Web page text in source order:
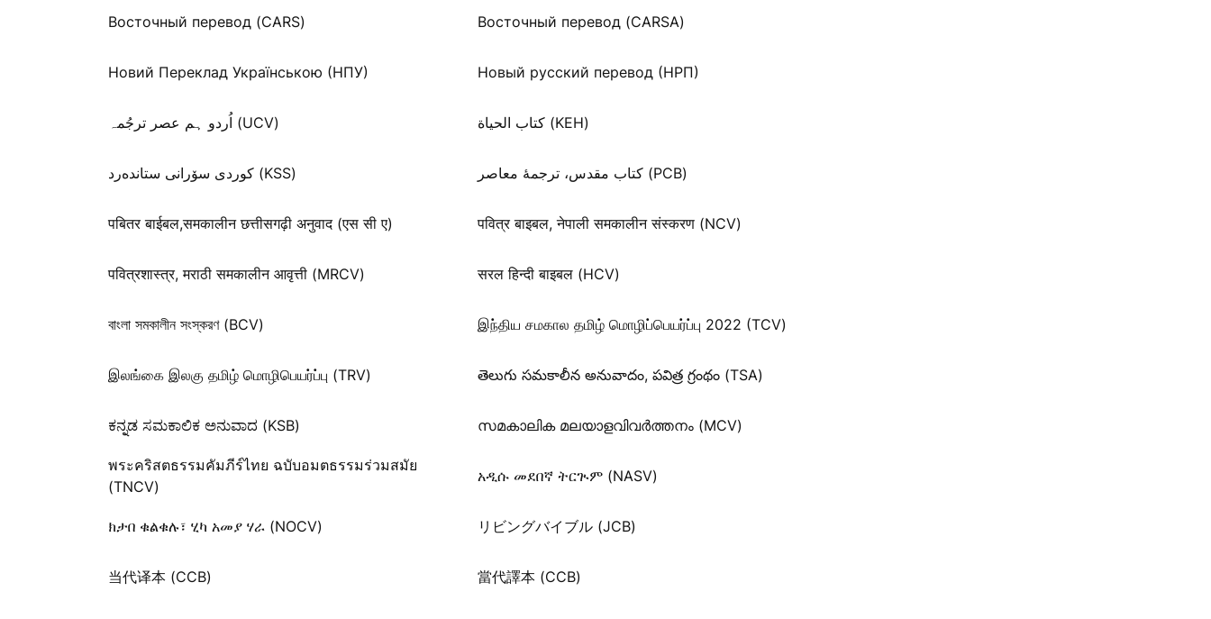
Восточный перевод (CARS) Восточный перевод (CARSA)
Новий Переклад Українською (НПУ) Новый русский перевод (НРП)
اُردو ہم عصر ترجُمہ (UCV) كتاب الحياة (KEH)
كوردی سۆرانی ستانده‌رد (KSS) کتاب مقدس، ترجمۀ معاصر (PCB)
पबितर बाईबल,समकालीन छत्तीसगढ़ी अनुवाद (एस सी ए) पवित्र बाइबल, नेपाली समकालीन संस्करण (NCV)
पवित्रशास्त्र, मराठी समकालीन आवृत्ती (MRCV) सरल हिन्दी बाइबल (HCV)
বাংলা সমকালীন সংস্করণ (BCV) இந்திய சமகால தமிழ் மொழிப்பெயர்ப்பு 2022 (TCV)
இலங்கை இலகு தமிழ் மொழிபெயர்ப்பு (TRV) తెలుగు సమకాలీన అనువాదం, పవిత్ర గ్రంథం (TSA)
ಕನ್ನಡ ಸಮಕಾಲಿಕ ಅನುವಾದ (KSB) സമകാലിക മലയാളവിവർത്തനം (MCV)
พระคริสตธรรมคัมภีร์ไทย ฉบับอมตธรรมร่วมสมัย
(TNCV)
አዲሱ መደበኛ ትርጒም (NASV)
ክታበ ቁልቁሉ፣ ሂካ አመያ ሃራ (NOCV) リビングバイブル (JCB)
当代译本 (CCB) 當代譯本 (CCB)